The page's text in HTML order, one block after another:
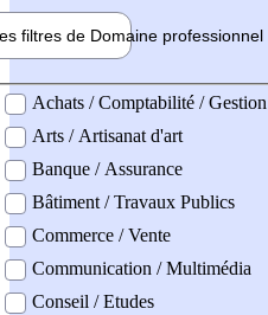
filtres de Domaine professionnel
professionel
Achats / Comptabilité / Gestion
Arts / Artisanat d'art
Banque / Assurance
Bâtiment / Travaux Publics
Commerce / Vente
Communication / Multimédia
Conseil / Etudes